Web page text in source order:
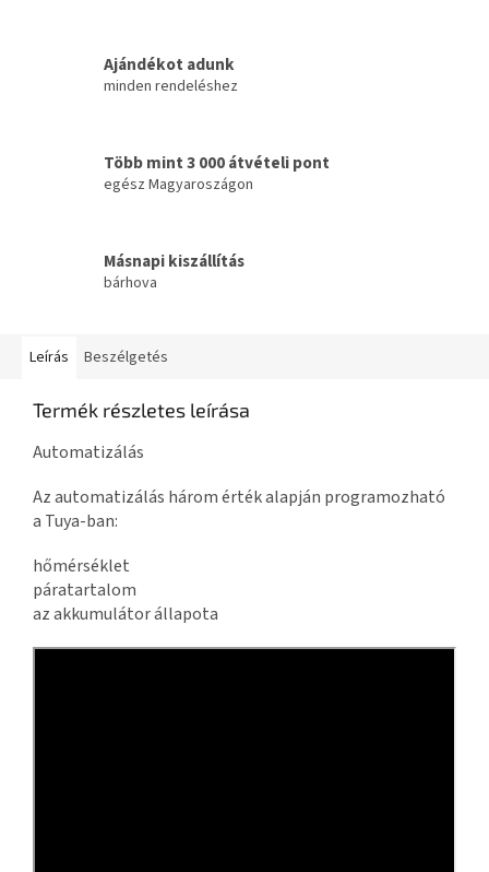
Ajándékot adunk
minden rendeléshez
Több mint 3 000 átvételi pont
egész Magyaroszágon
Másnapi kiszállítás
bárhova
Leírás Beszélgetés
Termék részletes leírása
Automatizálás
Az automatizálás három érték alapján programozható
a Tuya-ban:
hőmérséklet
páratartalom
az akkumulátor állapota